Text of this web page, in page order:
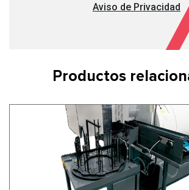
Aviso de Privacidad
Productos